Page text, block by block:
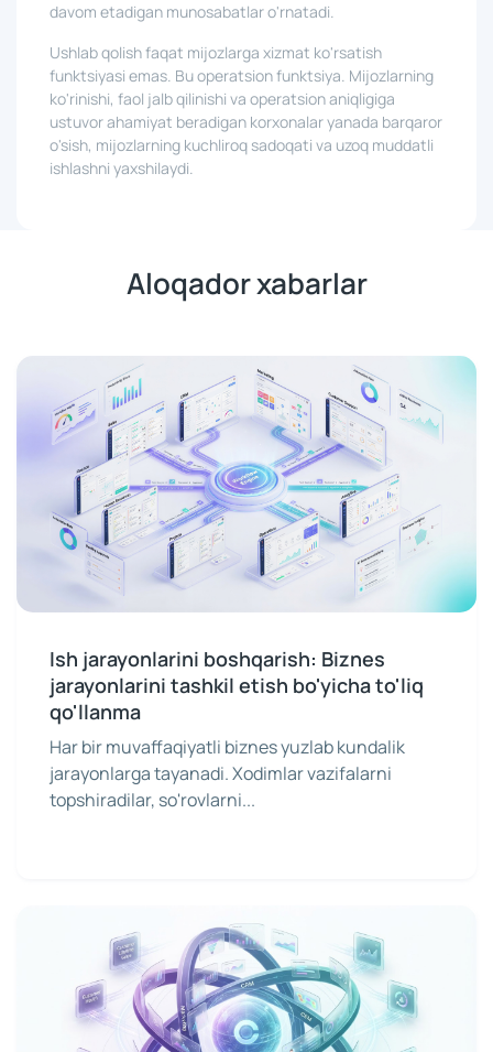
davom etadigan munosabatlar o'rnatadi.
Ushlab qolish faqat mijozlarga xizmat ko'rsatish
funktsiyasi emas. Bu operatsion funktsiya. Mijozlarning
ko'rinishi, faol jalb qilinishi va operatsion aniqligiga
ustuvor ahamiyat beradigan korxonalar yanada barqaror
o'sish, mijozlarning kuchliroq sadoqati va uzoq muddatli
ishlashni yaxshilaydi.
Aloqador xabarlar
Ish jarayonlarini boshqarish: Biznes
jarayonlarini tashkil etish bo'yicha to'liq
qo'llanma
Har bir muvaffaqiyatli biznes yuzlab kundalik
jarayonlarga tayanadi. Xodimlar vazifalarni
topshiradilar, so'rovlarni...